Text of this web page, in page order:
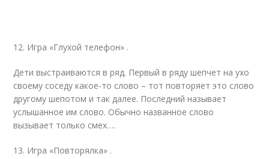
12. Игра «Глухой телефон» .
Дети выстраиваются в ряд. Первый в ряду шепчет на ухо
своему соседу какое-то слово – тот повторяет это слово
другому шепотом и так далее. Последний называет
услышанное им слово. Обычно названное слово
вызывает только смех….
13. Игра «Повторялка» .